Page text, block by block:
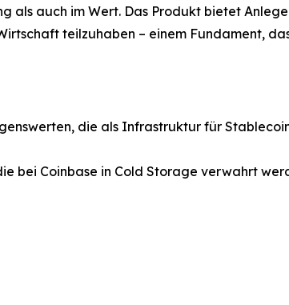
auch im Wert. Das Produkt bietet
teilzuhaben – einem Fundament,
die als Infrastruktur für
bei Coinbase in Cold Storage verwahrt